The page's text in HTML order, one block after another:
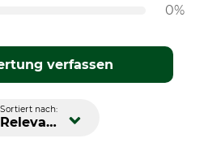
0%
verfassen
Sortiert nach:
Relevanz